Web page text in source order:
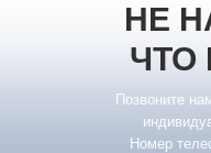
НЕ
ЧТО
Позвоните
Номер